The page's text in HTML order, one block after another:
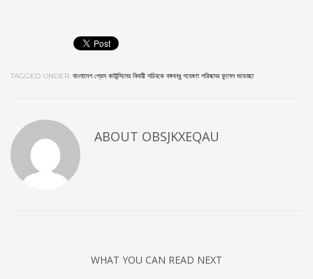
TAGGED UNDER: বাংলাদেশ প্রেস কাউন্সিলের বিদায়ী সচিবকে বঙ্গবন্ধু গবেষণা পরিষদের ফুলেল শুভেচ্ছা
ABOUT OBSJKXEQAU
WHAT YOU CAN READ NEXT